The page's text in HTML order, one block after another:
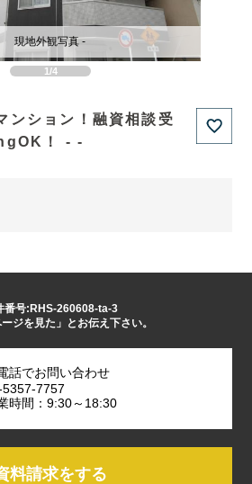
1/4
現地外観写真 -
ンション！融資相談受
！ - -
番号:RHS-260608-ta-3
ージを見た」とお伝え下さい。
話でお問い合わせ
7757
時間：9:30～18:30
料請求をする